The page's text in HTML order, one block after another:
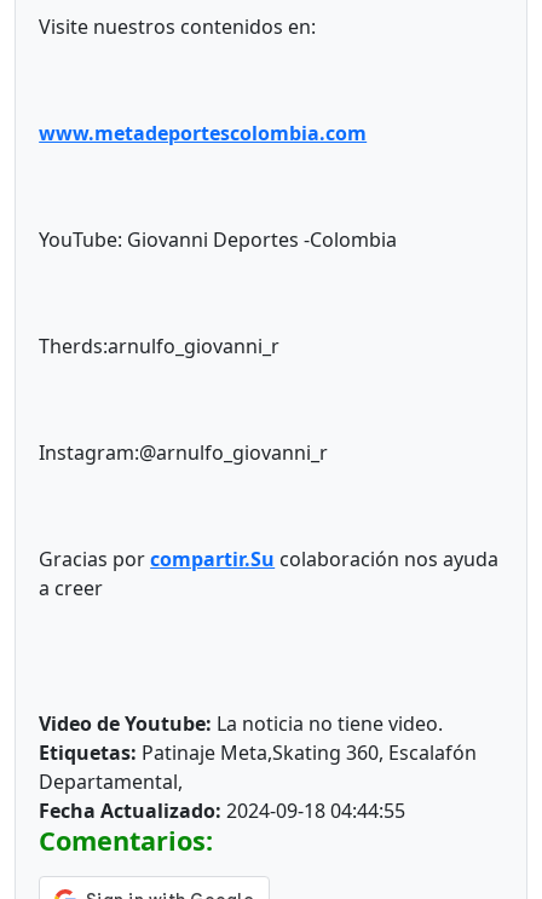
Visite nuestros contenidos en:
www.metadeportescolombia.com
YouTube: Giovanni Deportes -Colombia
Therds:arnulfo_giovanni_r
Instagram:@arnulfo_giovanni_r
Gracias porcompartir.Su colaboración nos ayuda
a creer
Video de Youtube: La noticia no tiene video.
Etiquetas: Patinaje Meta,Skating 360, Escalafón
Departamental,
Fecha Actualizado: 2024-09-18 04:44:55
Comentarios: